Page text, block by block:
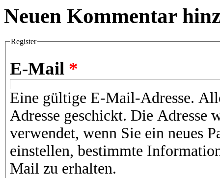
Neuen Kommentar
Register
E-Mail *
Eine gültige E-Mail-Adresse.
Adresse geschickt. Die
verwendet, wenn Sie ein neues
einstellen, bestimmte
Mail zu erhalten.